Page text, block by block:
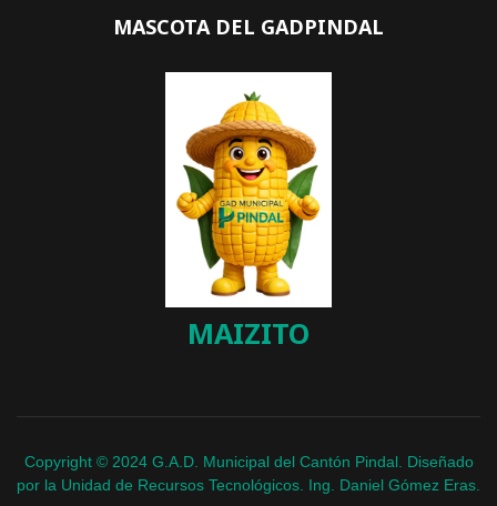
MASCOTA DEL GADPINDAL
MAIZITO
Copyright © 2024 G.A.D. Municipal del Cantón Pindal. Diseñado
por la Unidad de Recursos Tecnológicos. Ing. Daniel Gómez Eras.